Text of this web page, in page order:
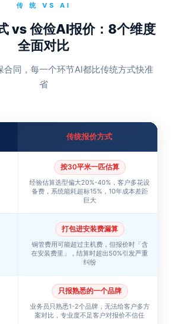
传 统 VS AI
vs 俭俭AI报价：8个维度
全面对比
合同，每一个环节AI都比传统方式快准
省
传统报价方式
按30平米一匹估算
经验估算选型偏大20%-40%，客户多花设
备费，系统能耗超标15%，10年成本差距
巨大
打包进安装费漏算
铜管费用可能超过主机费，但报价时「含
在安装费里」，结算时超出50%引发严重
纠纷
只报熟悉的一个品牌
业务员只熟悉1-2个品牌，无法给客户多方
案对比，专业度不足客户对报价不信任